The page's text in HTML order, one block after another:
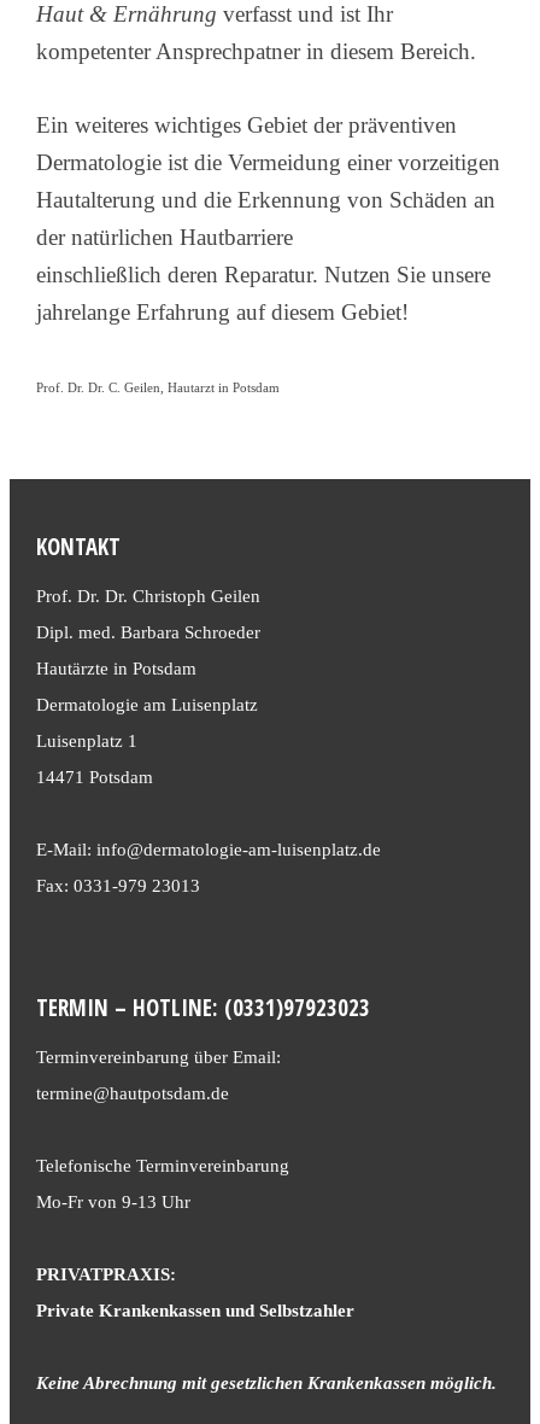
Haut & Ernährung verfasst und ist Ihr
kompetenter Ansprechpatner in diesem Bereich.
Ein weiteres wichtiges Gebiet der präventiven
Dermatologie ist die Vermeidung einer vorzeitigen
Hautalterung und die Erkennung von Schäden an
der natürlichen Hautbarriere
einschließlich deren Reparatur. Nutzen Sie unsere
jahrelange Erfahrung auf diesem Gebiet!
Prof. Dr. Dr. C. Geilen, Hautarzt in Potsdam
KONTAKT
Prof. Dr. Dr. Christoph Geilen
Dipl. med. Barbara Schroeder
Hautärzte in Potsdam
Dermatologie am Luisenplatz
Luisenplatz 1
14471 Potsdam
E-Mail: info@dermatologie-am-luisenplatz.de
Fax: 0331-979 23013
TERMIN – HOTLINE: (0331)97923023
Terminvereinbarung über Email:
termine@hautpotsdam.de
Telefonische Terminvereinbarung
Mo-Fr von 9-13 Uhr
PRIVATPRAXIS:
Private Krankenkassen und Selbstzahler
Keine Abrechnung mit gesetzlichen Krankenkassen möglich.